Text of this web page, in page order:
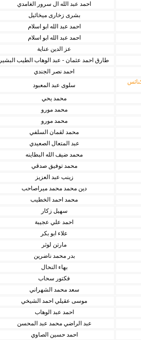
احمد عبد الله ال سرور الغامدي
بشرى زخارى ميخائيل
احمد عبد الله ابو اسلام
احمد عبد الله ابو اسلام
عز الدين عناية
طارق احمد عثمان - عبد الوهاب الطيب البشير
احمد نصر الجندي
سلوى عبد المعبود
محمد يحي
محمد مورو
محمد مورو
محمد لقمان السلفي
عبد المتعال الصعيدي
محمد ضيف الله البطاينه
محمد توفيق صدقي
زينب عبد العزيز
دين محمد محمد ميراصاحب
محمد احمد الخطيب
سهيل زكار
احمد علي عجيبة
علاء ابو بكر
مارتن لوثر
بدر محمد ناضرين
بهاء النحال
فكتور سحاب
سعد محمد الشهراني
موسى عقيلي احمد الشيخي
احمد عبد الوهاب
عبد الراضي محمد عبد المحسن
احمد حسين الصاوي